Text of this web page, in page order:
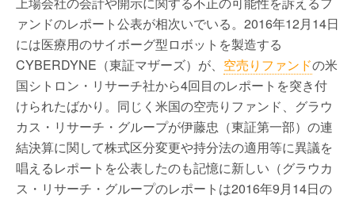
ァンドのレポート公表が相次いでいる。2016年12月14日
には医療用のサイボーグ型ロボットを製造する
CYBERDYNE（東証マザーズ）が、 空売りファンドの米
国シトロン・リサーチ社から4回目のレポートを突き付
けられたばかり。同じく米国の空売りファンド、グラウ
カス・リサーチ・グループが伊藤忠（東証第一部）の連
結決算に関して株式区分変更や持分法の適用等に異議を
唱えるレポートを公表したのも記憶に新しい（グラウカ
ス・リサーチ・グループのレポートは2016年9月14日の